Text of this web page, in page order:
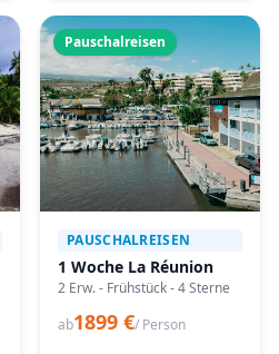
Pauschalreisen
PAUSCHALREISEN
1 Woche La Réunion
2 Erw. - Frühstück - 4 Sterne
ab1899 €/ Person